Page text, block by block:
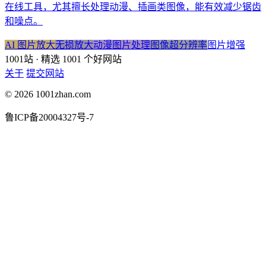
在线工具，尤其擅长处理动漫、插画类图像，能有效减少锯齿
和噪点。
AI 图片放大无损放大动漫图片处理 图像超分辨率图片增强
1001站 · 精选 1001 个好网站
关于 提交网站
© 2026 1001zhan.com
鲁ICP备20004327号-7